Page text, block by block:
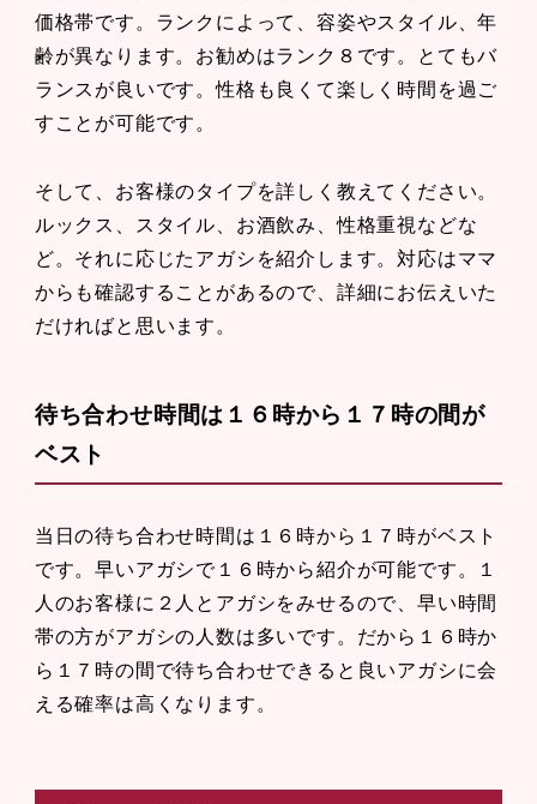
価格帯です。ランクによって、容姿やスタイル、年
齢が異なります。お勧めはランク８です。とてもバ
ランスが良いです。性格も良くて楽しく時間を過ご
すことが可能です。
そして、お客様のタイプを詳しく教えてください。
ルックス、スタイル、お酒飲み、性格重視などな
ど。それに応じたアガシを紹介します。対応はママ
からも確認することがあるので、詳細にお伝えいた
だければと思います。
待ち合わせ時間は１６時から１７時の間が
ベスト
当日の待ち合わせ時間は１６時から１７時がベスト
です。早いアガシで１６時から紹介が可能です。１
人のお客様に２人とアガシをみせるので、早い時間
帯の方がアガシの人数は多いです。だから１６時か
ら１７時の間で待ち合わせできると良いアガシに会
える確率は高くなります。